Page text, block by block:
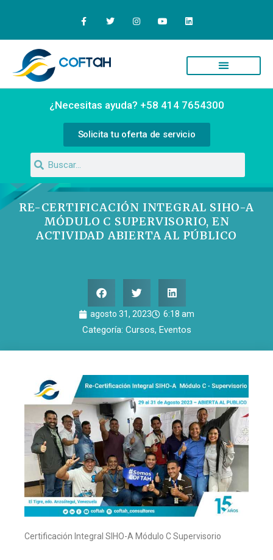
¿Necesitas ayuda? +58 414 7654300
Solicita tu oferta de servicio
RE-CERTIFICACIÓN INTEGRAL SIHO-A
MÓDULO C SUPERVISORIO, EN
ACTIVIDAD ABIERTA AL PÚBLICO
agosto 31, 2023 6:18 am
Categoría: Cursos, Eventos
Certificación Integral SIHO-A Módulo C Supervisorio